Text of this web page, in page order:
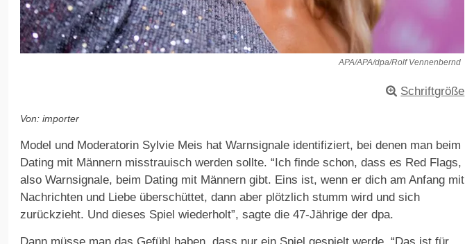
APA/APA/dpa/Rolf Vennenbernd
Schriftgröße
Von: importer
Model und Moderatorin Sylvie Meis hat Warnsignale identifiziert, bei denen man beim
Dating mit Männern misstrauisch werden sollte. “Ich finde schon, dass es Red Flags,
also Warnsignale, beim Dating mit Männern gibt. Eins ist, wenn er dich am Anfang mit
Nachrichten und Liebe überschüttet, dann aber plötzlich stumm wird und sich
zurückzieht. Und dieses Spiel wiederholt”, sagte die 47-Jährige der dpa.